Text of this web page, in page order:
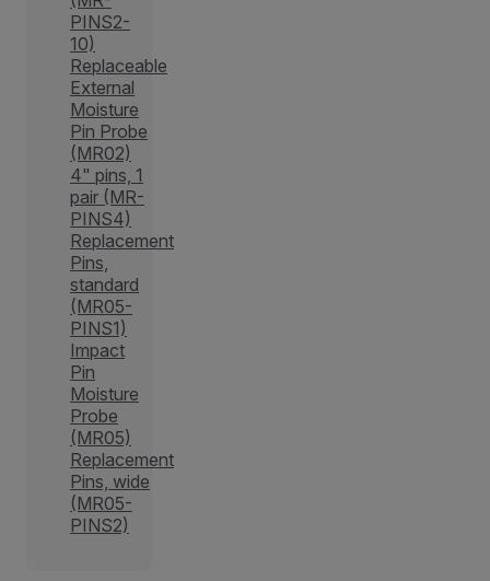
PINS2-
10)
Replaceable
External
Moisture
Pin Probe
(MR02)
4" pins, 1
pair (MR-
PINS4)
Replacement
Pins,
standard
(MR05-
PINS1)
Impact
Pin
Moisture
Probe
(MR05)
Replacement
Pins, wide
(MR05-
PINS2)